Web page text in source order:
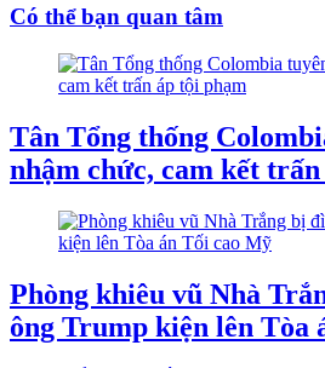
Có thể bạn quan tâm
Tân Tổng thống
nhậm chức, cam kết
Phòng khiêu vũ Nhà
ông Trump kiện lên Tòa